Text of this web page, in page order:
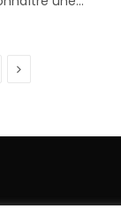
Next